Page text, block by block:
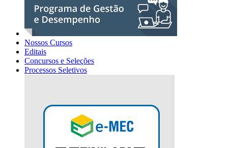
Nossos Cursos
Editais
Concursos e Seleções
Processos Seletivos